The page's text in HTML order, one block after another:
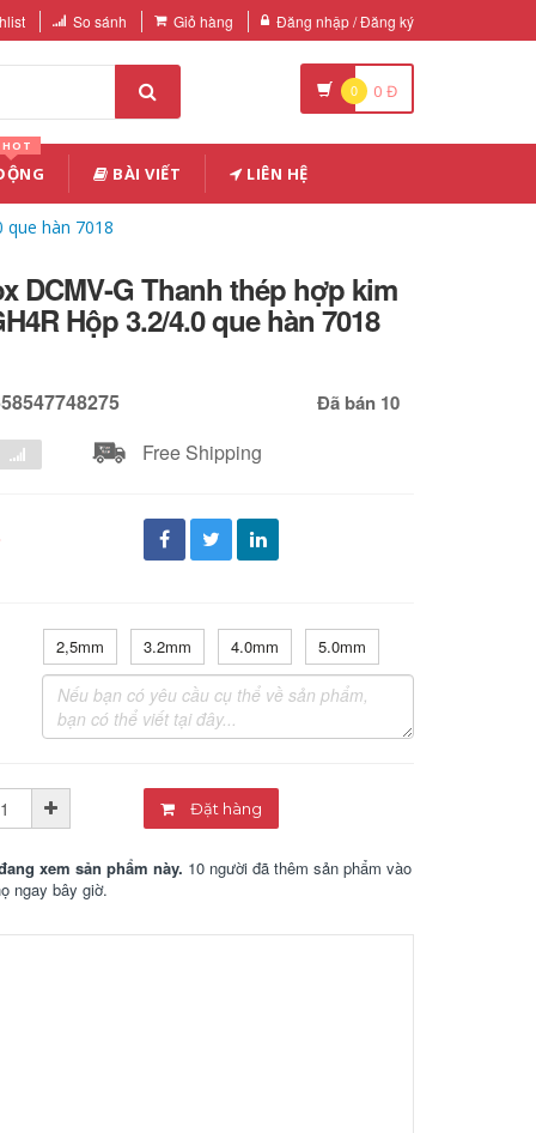
So sánh Giỏ hàng Đăng nhập / Đăng ký
0 0 Đ
HOT
BÀI VIẾT LIÊN HỆ
que hàn 7018
DCMV-G Thanh thép hợp kim
Hộp 3.2/4.0 que hàn 7018
Đã bán 10
Free Shipping
2,5mm 3.2mm 4.0mm 5.0mm
Đặt hàng
xem sản phẩm này. 10 người đã thêm sản phẩm vào
ngay bây giờ.